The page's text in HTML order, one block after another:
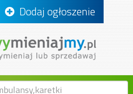
Dodaj ogłoszenie